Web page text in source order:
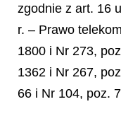
zgodnie z art. 16
r. – Prawo
1800 i Nr 273,
1362 i Nr 267,
66 i Nr 104, poz.